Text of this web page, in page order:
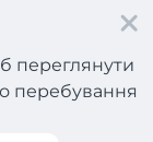
переглянути
перебування